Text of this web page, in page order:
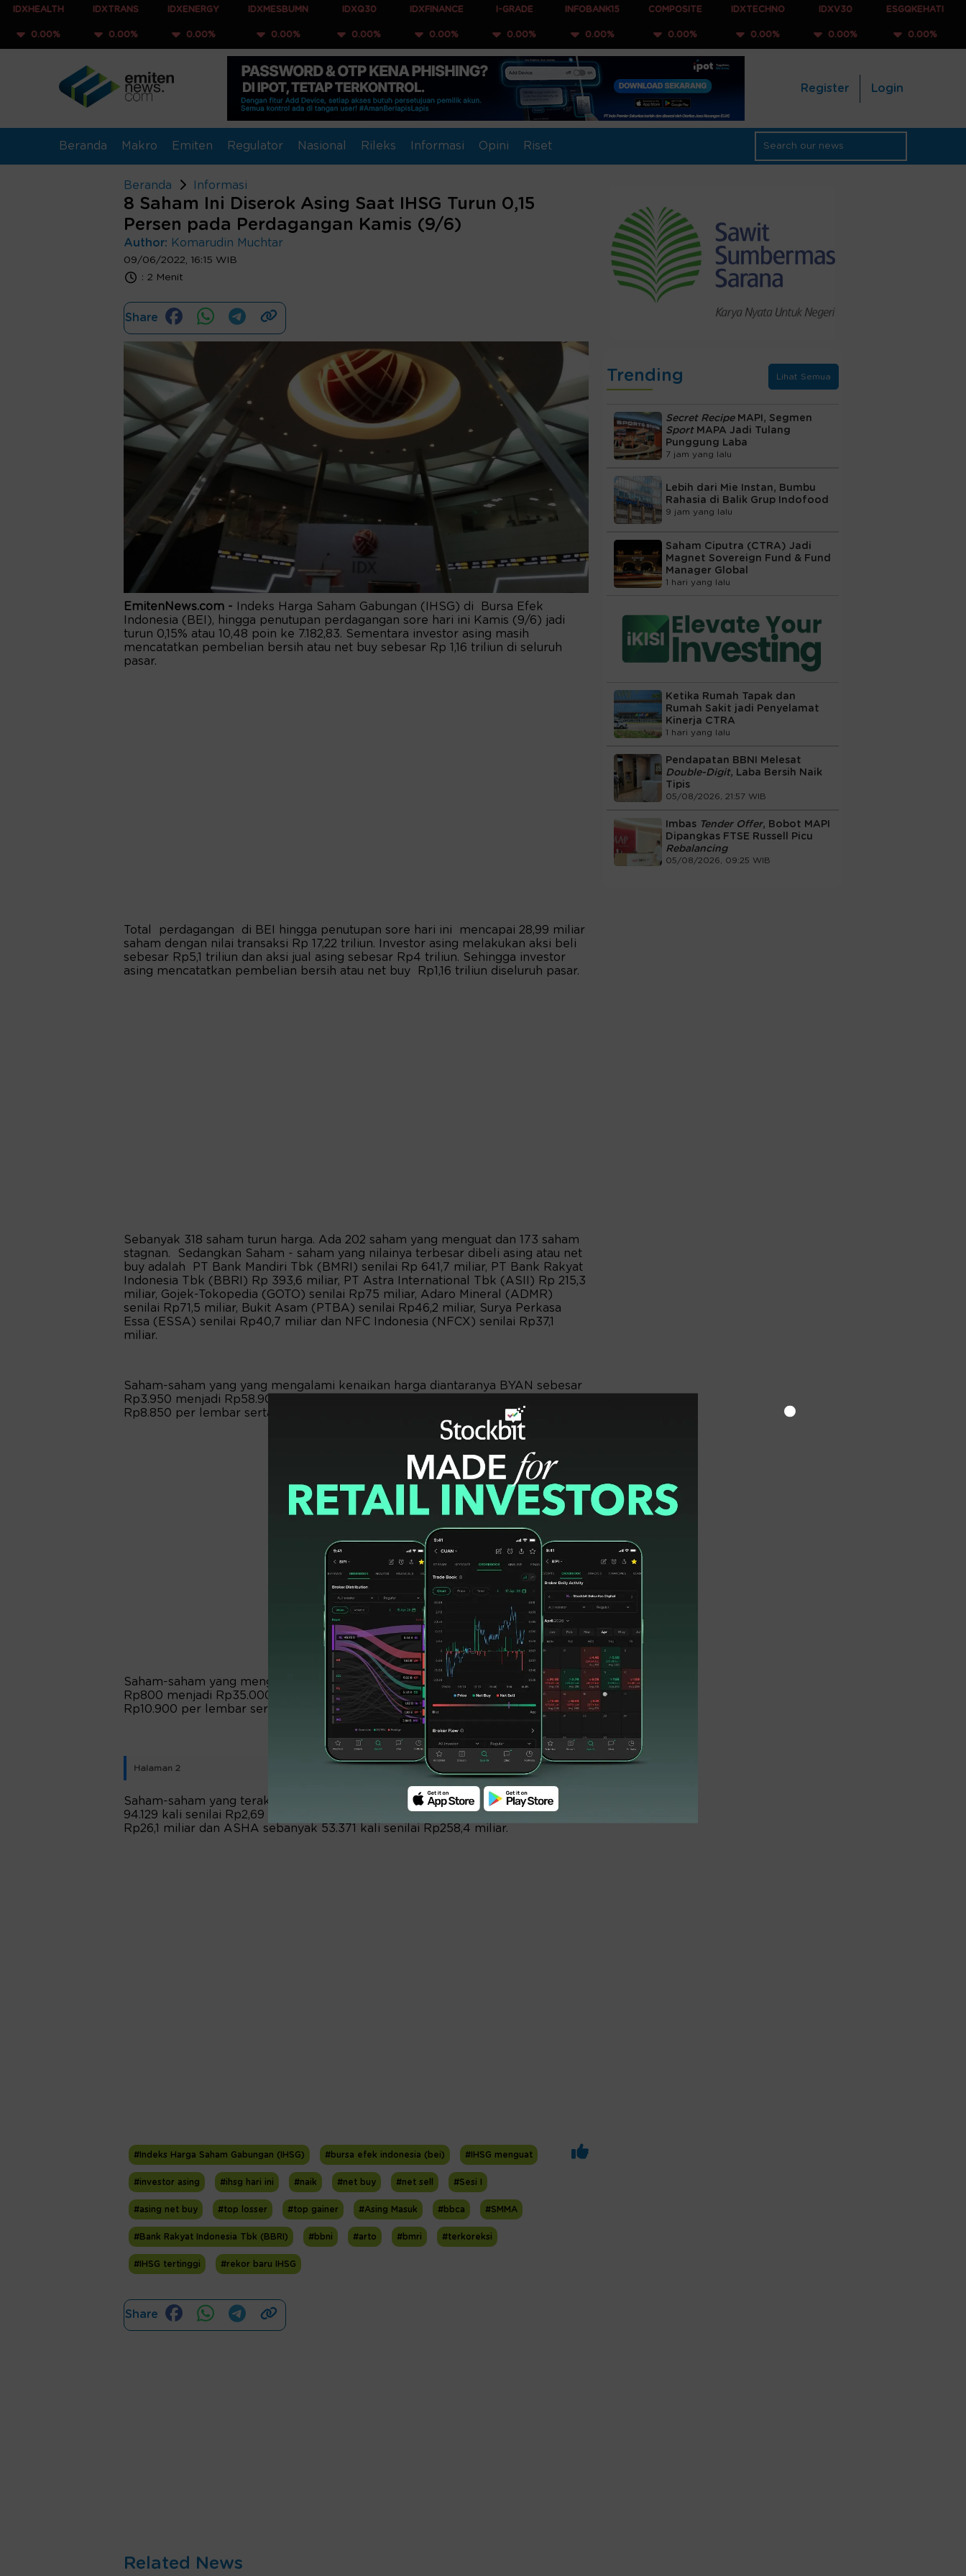
IDXTRANS
0.00%
IDXENERGY
0.00%
IDXMESBUMN
0.00%
IDXQ30
0.00%
IDXFINANCE
0.00%
I-GRADE
0.00%
INFOBANK15
0.00%
COMPOSITE
0.00%
IDXTECHNO
0.00%
IDXV30
0.00%
ESGQKEHATI
0.00% 0.00%
Register Login
Beranda Makro Emiten Regulator Nasional Rileks Informasi Opini Riset
Beranda Informasi
8 Saham Ini Diserok Asing Saat IHSG Turun 0,15
Persen pada Perdagangan Kamis (9/6)
Author: Komarudin Muchtar
09/06/2022, 16:15 WIB
: 2 Menit
Share
EmitenNews.com -
Indeks Harga Saham Gabungan (IHSG) di Bursa Efek
Indonesia (BEI), hingga penutupan perdagangan sore hari ini Kamis (9/6) jadi
turun 0,15% atau 10,48 poin ke 7.182,83. Sementara investor asing masih
mencatatkan pembelian bersih atau net buy sebesar Rp 1,16 triliun di seluruh
pasar.
Total perdagangan di BEI hingga penutupan sore hari ini mencapai 28,99 miliar
saham dengan nilai transaksi Rp 17,22 triliun. Investor asing melakukan aksi beli
sebesar Rp5,1 triliun dan aksi jual asing sebesar Rp4 triliun. Sehingga investor
asing mencatatkan pembelian bersih atau net buy Rp1,16 triliun diseluruh pasar.
Sebanyak 318 saham turun harga. Ada 202 saham yang menguat dan 173 saham
stagnan. Sedangkan Saham - saham yang nilainya terbesar dibeli asing atau net
buy adalah PT Bank Mandiri Tbk (BMRI) senilai Rp 641,7 miliar, PT Bank Rakyat
Indonesia Tbk (BBRI) Rp 393,6 miliar, PT Astra International Tbk (ASII) Rp 215,3
miliar, Gojek-Tokopedia (GOTO) senilai Rp75 miliar, Adaro Mineral (ADMR)
senilai Rp71,5 miliar, Bukit Asam (PTBA) senilai Rp46,2 miliar, Surya Perkasa
Essa (ESSA) senilai Rp40,7 miliar dan NFC Indonesia (NFCX) senilai Rp37,1
miliar.
Saham-saham yang yang mengalami kenaikan harga diantaranya BYAN sebesar
Rp3.950 menjadi Rp58.900 per lembar dan STTP sebesar Rp500 menjadi
Rp8.850 per lembar serta ARTO sebesar Rp375 menjadi Rp8.900 per lembar.
Saham-saham yang mengalami penurunan harga diantaranya DCII sebesar
Rp800 menjadi Rp35.000 per lembar dan TCPI sebesar Rp700 menjadi
Rp10.900 per lembar serta UNTR sebesar Rp650 menjadi Rp32.400 per lembar.
Halaman 2
Saham-saham yang teraktif diperdagangkan diantaranya GOTO kali sebanyak
94.129 kali senilai Rp2,69 triliun kemudian BIMA sebanyak 53.478 kali senilai
Rp26,1 miliar dan ASHA sebanyak 53.371 kali senilai Rp258,4 miliar.
#Indeks Harga Saham Gabungan (IHSG) #bursa efek indonesia (bei) #IHSG menguat
#investor asing #ihsg hari ini #naik #net buy #net sell #Sesi I
#asing net buy #top losser #top gainer #Asing Masuk #bbca #SMMA
#Bank Rakyat Indonesia Tbk (BBRI) #bbni #arto #bmri #terkoreksi
#IHSG tertinggi #rekor baru IHSG
Share
Related News
Trending Lihat Semua
Secret RecipeMAPI, Segmen
Sport MAPA Jadi Tulang
Punggung Laba
7 jam yang lalu
Lebih dari Mie Instan, Bumbu
Rahasia di Balik Grup Indofood
9 jam yang lalu
Saham Ciputra (CTRA) Jadi
Magnet Sovereign Fund & Fund
Manager Global
1 hari yang lalu
Ketika Rumah Tapak dan
Rumah Sakit jadi Penyelamat
Kinerja CTRA
1 hari yang lalu
Pendapatan BBNI Melesat
Double-Digit, Laba Bersih Naik
Tipis
05/08/2026, 21:57 WIB
Imbas Tender Offer, Bobot MAPI
Dipangkas FTSE Russell Picu
Rebalancing
05/08/2026, 09:25 WIB